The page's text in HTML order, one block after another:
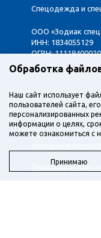
Спецодежда и
ООО «Зодиак
ИНН: 1834055129
ОГРН:
Используя этот
поведения
Политика
Обработка
Наш сайт использует
пользователей сайта,
персонализированных
информации о целях,
можете ознакомиться с
Принимаю